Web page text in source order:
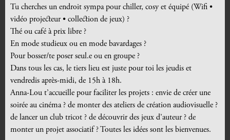
Tu cherches un endroit sympa pour chiller, cosy et équipé (Wifi •
vidéo projecteur • collection de jeux) ?
Thé ou café à prix libre ?
En mode studieux ou en mode bavardages ?
Pour bosser/te poser seul.e ou en groupe ?
Dans tous les cas, le tiers lieu est juste pour toi les jeudis et
vendredis après-midi, de 15h à 18h.
Anna-Lou t’accueille pour faciliter les projets : envie de créer une
soirée au cinéma ? de monter des ateliers de création audiovisuelle ?
de lancer un club tricot ? de découvrir des jeux d’auteur ? de
monter un projet associatif ? Toutes les idées sont les bienvenues.